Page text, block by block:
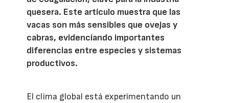
quesera. Este artículo muestra que las
vacas son más sensibles que ovejas y
cabras, evidenciando importantes
diferencias entre especies y sistemas
productivos.
El clima global está experimentando un